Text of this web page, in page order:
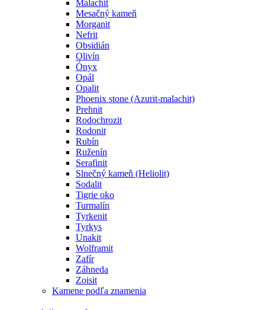
Malachit
Mesačný kameň
Morganit
Nefrit
Obsidián
Olivín
Ónyx
Opál
Opalit
Phoenix stone (Azurit-malachit)
Prehnit
Rodochrozit
Rodonit
Rubín
Ruženín
Serafinit
Slnečný kameň (Heliolit)
Sodalit
Tigrie oko
Turmalín
Tyrkenit
Tyrkys
Unakit
Wolframit
Zafír
Záhneda
Zoisit
Kamene podľa znamenia